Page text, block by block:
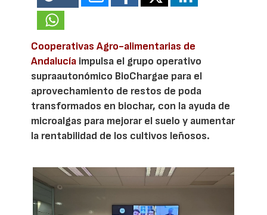
Cooperativas Agro-alimentarias de
Andalucía impulsa el grupo operativo
supraautonómico BioChargae para el
aprovechamiento de restos de poda
transformados en biochar, con la ayuda de
microalgas para mejorar el suelo y aumentar
la rentabilidad de los cultivos leñosos.